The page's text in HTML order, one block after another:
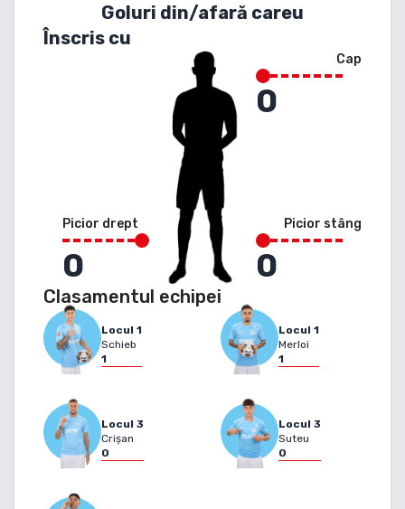
Goluri din/afară careu
Înscris cu
Picior drept
0
Cap
0
Picior stâng
0
Clasamentul echipei
Locul 1
Schieb
1
Locul 1
Merloi
1
Locul 3
Crișan
0
Locul 3
Suteu
0